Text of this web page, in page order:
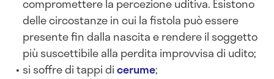
compromettere la percezione uditiva. Esistono
delle circostanze in cui la fistola può essere
presente fin dalla nascita e rendere il soggetto
più suscettibile alla perdita improvvisa di udito;
si soffre di tappi dicerume;